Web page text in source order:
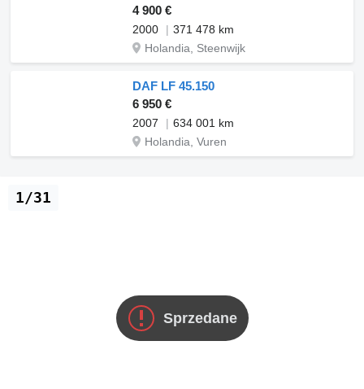
4 900 €
2000
371 478 km
Holandia, Steenwijk
DAF LF 45.150
6 950 €
2007
634 001 km
Holandia, Vuren
Sprzedane
1/31